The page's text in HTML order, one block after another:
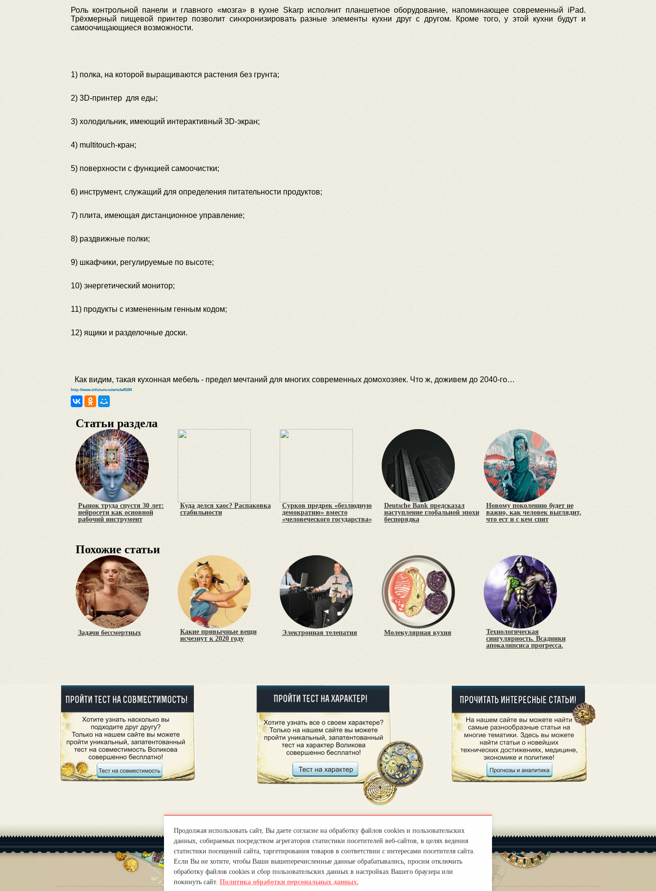
Роль контрольной панели и главного «мозга» в кухне Skarp исполнит планшетное оборудование, напоминающее современный iPad.
Трёхмерный пищевой принтер позволит синхронизировать разные элементы кухни друг с другом. Кроме того, у этой кухни будут и
самоочищающиеся возможности.
1) полка, на которой выращиваются растения без грунта;
2) 3D-принтер для еды;
3) холодильник, имеющий интерактивный 3D-экран;
4) multitouch-кран;
5) поверхности с функцией самоочистки;
6) инструмент, служащий для определения питательности продуктов;
7) плита, имеющая дистанционное управление;
8) раздвижные полки;
9) шкафчики, регулируемые по высоте;
10) энергетический монитор;
11) продукты с измененным генным кодом;
12) ящики и разделочные доски.
Как видим, такая кухонная мебель - предел мечтаний для многих современных домохозяек. Что ж, доживем до 2040-го…
http://www.infuture.ru/article/6184
Статьи раздела
Рынок труда спустя 30 лет:
нейросети как основной
рабочий инструмент
Куда делся хаос? Распаковка
стабильности
Сурков предрек «безлюдную
демократию» вместо
«человеческого государства»
Deutsche Bank предсказал
наступление глобальной эпохи
беспорядка
Новому поколению будет не
важно, как человек выглядит,
что ест и с кем спит
Похожие статьи
Задачи бессмертных
Какие привычные вещи
исчезнут к 2020 году
Электронная телепатия Молекулярная кухня
Технологическая
сингулярность. Всадники
апокалипсиса прогресса.
Продолжая использовать сайт, Вы даете согласие на обработку файлов cookies и пользовательских
данных, собираемых посредством агрегаторов статистики посетителей веб-сайтов, в целях ведения
статистики посещений сайта, таргетирования товаров в соответствии с интересами посетителя сайта.
Если Вы не хотите, чтобы Ваши вышеперечисленные данные обрабатывались, просим отключить
обработку файлов cookies и сбор пользовательских данных в настройках Вашего браузера или
покинуть сайт. Политика обработки персональных данных.